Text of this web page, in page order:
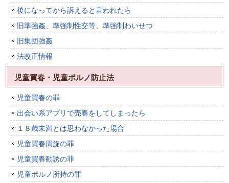
後になってから訴えると言われたら
旧準強姦、準強制性交等、準強制わいせつ
旧集団強姦
法改正情報
児童買春・児童ポルノ防止法
児童買春の罪
出会い系アプリで売春をしてしまったら
１８歳未満とは思わなかった場合
児童買春周旋の罪
児童買春勧誘の罪
児童ポルノ所持の罪